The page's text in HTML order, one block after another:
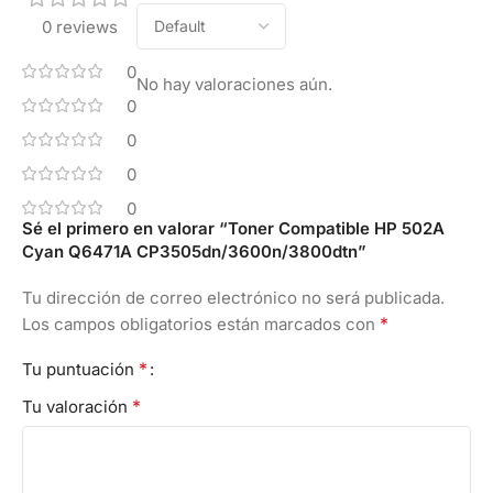
0 reviews
0
0
0
0
0
No hay valoraciones aún.
Sé el primero en valorar “Toner Compatible HP 502A
Cyan Q6471A CP3505dn/3600n/3800dtn”
Tu dirección de correo electrónico no será publicada.
Los campos obligatorios están marcados con *
Tu puntuación *
Tu valoración *